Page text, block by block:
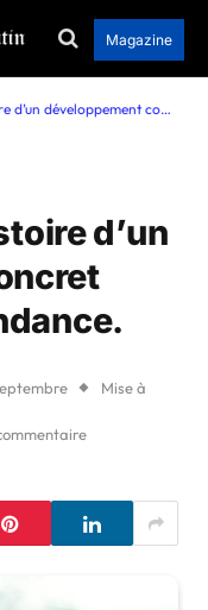
Magazine
concret mêlé à de la dépendance.
d’un
Mise à